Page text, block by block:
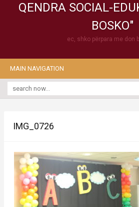
QENDRA SOCIAL-
BOSKO"
ec, shko përpara me don
MAIN NAVIGATION
IMG_0726